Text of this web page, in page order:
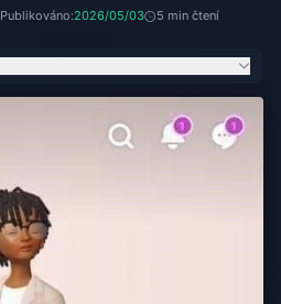
Publikováno:2026/05/03 5 min čtení